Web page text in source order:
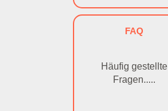
FAQ
Häufig gestellte
Fragen.....